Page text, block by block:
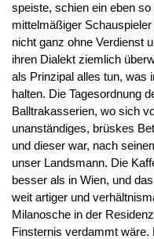
speiste, schien ein eben
mittelmäßiger
nicht ganz ohne Verdienst
ihren Dialekt ziemlich
als Prinzipal alles tun, was
halten. Die Tagesordnung
Balltrakasserien, wo sich
unanständiges, brüskes
und dieser war, nach
unser Landsmann. Die
besser als in Wien, und
weit artiger und
Milanosche in der
Finsternis verdammt